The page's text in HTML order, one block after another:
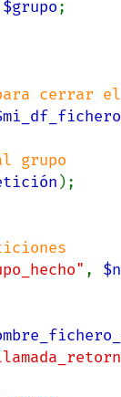
$grupo;
cerrar
grupo
);
,